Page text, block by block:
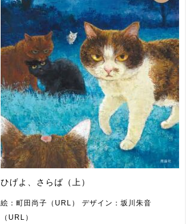
ひげよ、さらば（上）
絵：町田尚子（URL） デザイン：坂川朱音
（URL）